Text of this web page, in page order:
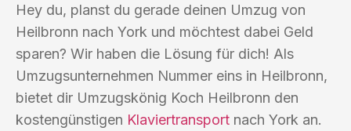
Hey du, planst du gerade deinen Umzug von
Heilbronn nach York und möchtest dabei Geld
sparen? Wir haben die Lösung für dich! Als
Umzugsunternehmen Nummer eins in Heilbronn,
bietet dir Umzugskönig Koch Heilbronn den
kostengünstigen Klaviertransport nach York an.